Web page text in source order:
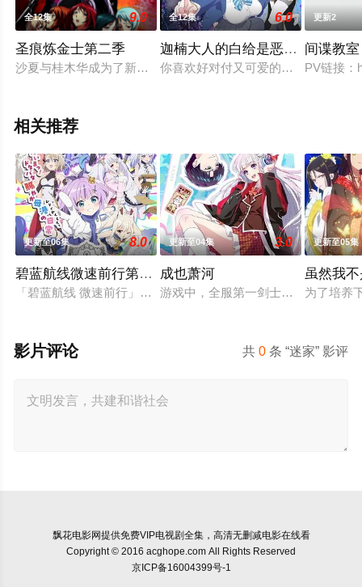
全12集 9.0
圣痕炼金士第二季
沙夏与桂木华成为了新的一组拍档，并为寻找行踪不明的原始
全12集 6.0
迦楠大人的白给是恶魔级
你喜欢好对付又可爱的恶魔吗？女恶
更新2
间谍教
PV链接：
相关推荐
更新至06集 8.0
碧蓝航线微速前行第二季
「碧蓝航线 微速前行」第2季制作决定
更新至04集 3.0
成也萧河
游戏中，全服第一剑士萧无尽和第一
更新至05集
虽然我
为了培养
共0 条 “迷家” 影评
影片评论
飘花电影网提供免费VIP电视剧全集，高清无删减电影在线看
Copyright © 2016 acghope.com All Rights Reserved
京ICP备16004399号-1